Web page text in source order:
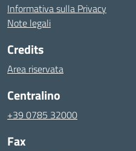
Informativa sulla Privacy
Note legali
Credits
Area riservata
Centralino
+39 0785 32000
Fax